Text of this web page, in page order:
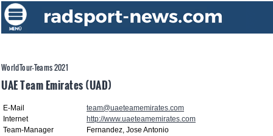
WorldTour-Teams 2021
UAE Team Emirates (UAD)
E-Mail
team@uaeteamemirates.com
Internet
http://www.uaeteamemirates.com
Team-Manager
Fernandez, Jose Antonio